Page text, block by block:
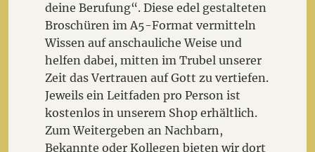
deine Berufung“. Diese edel gestalteten
Broschüren im A5-Format vermitteln
Wissen auf anschauliche Weise und
helfen dabei, mitten im Trubel unserer
Zeit das Vertrauen auf Gott zu vertiefen.
Jeweils ein Leitfaden pro Person ist
kostenlos in unserem Shop erhältlich.
Zum Weitergeben an Nachbarn,
Bekannte oder Kollegen bieten wir dort